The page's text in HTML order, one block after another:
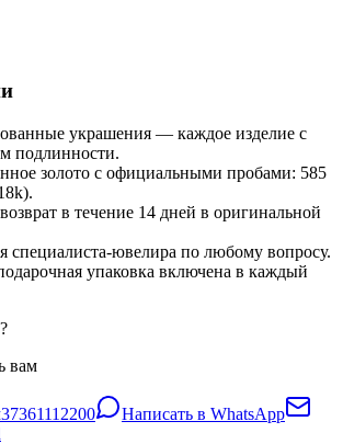
украшения — каждое изделие с
подлинности.
золото с официальными пробами: 585
в течение 14 дней в оригинальной
специалиста-ювелира по любому вопросу.
упаковка включена в каждый
вам
37361112200
Написать в WhatsApp